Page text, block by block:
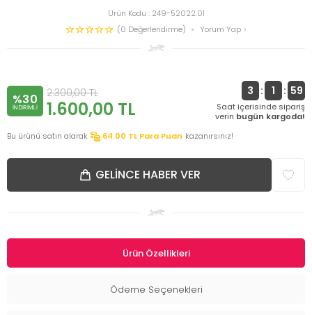
Ürün Kodu : 249-52022.01
(0 Değerlendirme)
Yorum Yap
%30
INDIRIMLI
2.300,00TL
1.600,00 TL
3 : 1 : 58
Saat içerisinde sipariş
verin bugün kargoda!
Bu ürünü satın alarak
64.00 TL Para Puan kazanırsınız!
GELINCE HABER VER
Ürün Özellikleri
Ödeme Seçenekleri